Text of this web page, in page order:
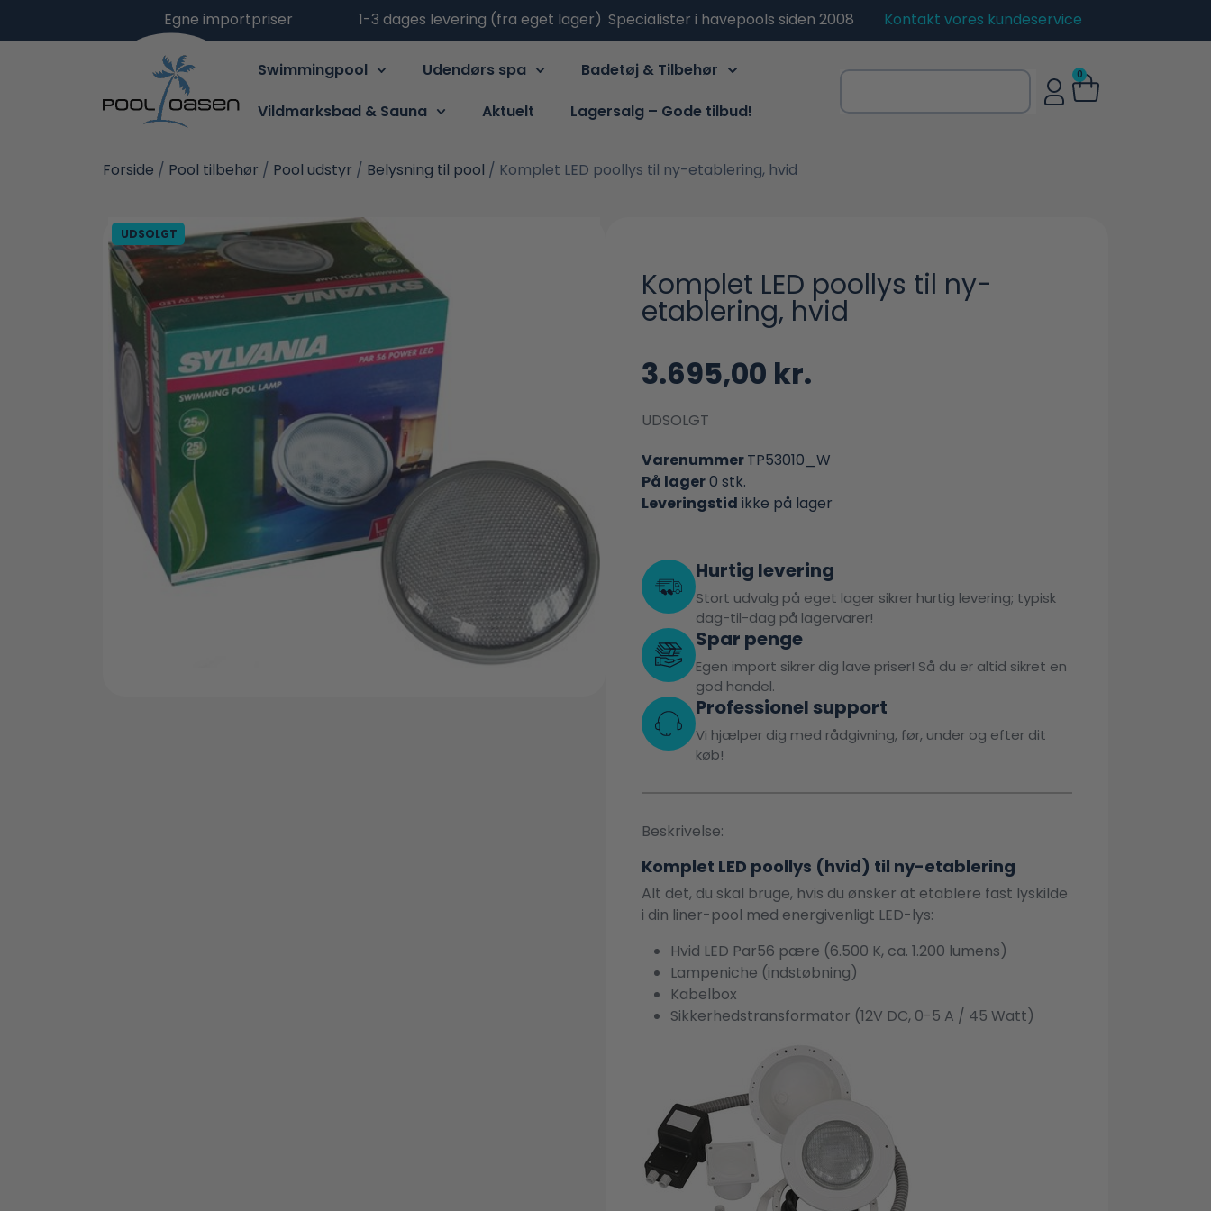
Egne importpriser 1-3 dages levering (fra eget lager) Specialister i havepools siden 2008 Kontakt vores kundeservice
Swimmingpool Udendørs spa
Badetøj & Tilbehør
Vildmarksbad & Sauna
Aktuelt Lagersalg – Gode tilbud!
0
Forside / Pool tilbehør / Pool udstyr / Belysning til pool / Komplet LED poollys til ny-etablering, hvid
UDSOLGT
Komplet LED poollys til ny-
etablering, hvid
3.695,00 kr.
UDSOLGT
VarenummerTP53010_W
På lager0 stk.
Leveringstid ikke på lager
Hurtig levering
Stort udvalg på eget lager sikrer hurtig levering; typisk
dag-til-dag på lagervarer!
Spar penge
Egen import sikrer dig lave priser! Så du er altid sikret en
god handel.
Professionel support
Vi hjælper dig med rådgivning, før, under og efter dit
køb!
Beskrivelse:
Komplet LED poollys (hvid) til ny-etablering
Alt det, du skal bruge, hvis du ønsker at etablere fast lyskilde
i din liner-pool med energivenligt LED-lys:
Hvid LED Par56 pære (6.500 K, ca. 1.200 lumens)
Lampeniche (indstøbning)
Kabelbox
Sikkerhedstransformator (12V DC, 0-5 A / 45 Watt)